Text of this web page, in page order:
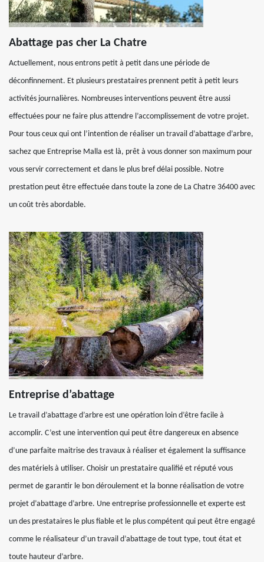
Abattage pas cher La Chatre
Actuellement, nous entrons petit à petit dans une période de
déconfinnement. Et plusieurs prestataires prennent petit à petit leurs
activités journalières. Nombreuses interventions peuvent être aussi
effectuées pour ne faire plus attendre l’accomplissement de votre projet.
Pour tous ceux qui ont l’intention de réaliser un travail d’abattage d’arbre,
sachez que Entreprise Malla est là, prêt à vous donner son maximum pour
vous servir correctement et dans le plus bref délai possible. Notre
prestation peut être effectuée dans toute la zone de La Chatre 36400 avec
un coût très abordable.
Entreprise d’abattage
Le travail d’abattage d’arbre est une opération loin d’être facile à
accomplir. C’est une intervention qui peut être dangereux en absence
d’une parfaite maitrise des travaux à réaliser et également la suffisance
des matériels à utiliser. Choisir un prestataire qualifié et réputé vous
permet de garantir le bon déroulement et la bonne réalisation de votre
projet d’abattage d’arbre. Une entreprise professionnelle et experte est
un des prestataires le plus fiable et le plus compétent qui peut être engagé
comme le réalisateur d’un travail d’abattage de tout type, tout état et
toute hauteur d’arbre.